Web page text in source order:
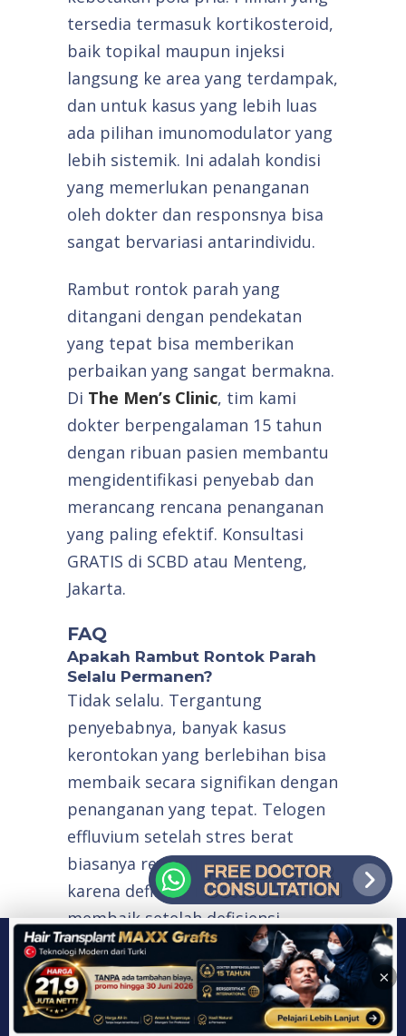
tersedia termasuk kortikosteroid,
baik topikal maupun injeksi
langsung ke area yang terdampak,
dan untuk kasus yang lebih luas
ada pilihan imunomodulator yang
lebih sistemik. Ini adalah kondisi
yang memerlukan penanganan
oleh dokter dan responsnya bisa
sangat bervariasi antarindividu.
Rambut rontok parah yang
ditangani dengan pendekatan
yang tepat bisa memberikan
perbaikan yang sangat bermakna.
Di The Men’s Clinic, tim kami
dokter berpengalaman 15 tahun
dengan ribuan pasien membantu
mengidentifikasi penyebab dan
merancang rencana penanganan
yang paling efektif. Konsultasi
GRATIS di SCBD atau Menteng,
Jakarta.
FAQ
Apakah Rambut Rontok Parah
Selalu Permanen?
Tidak selalu. Tergantung
penyebabnya, banyak kasus
kerontokan yang berlebihan bisa
membaik secara signifikan dengan
penanganan yang tepat. Telogen
effluvium setelah stres berat
biasanya reversibel. Kerontokan
karena defisiensi nutrisi bisa
membaik setelah defisiensi
dikoreksi. Yang cenderung lebih
permanen adalah kebotakan pola
pria yang sudah menyebabkan
folikel mengalami miniaturisasi
×